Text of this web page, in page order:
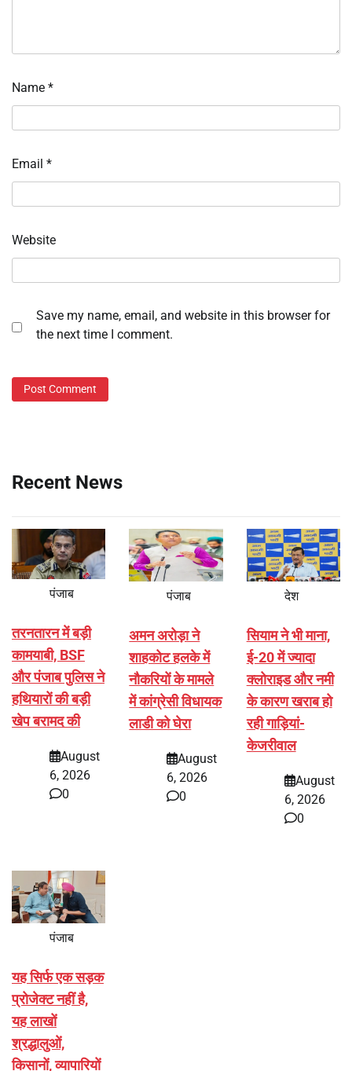
Name *
Email *
Website
Save my name, email, and website in this browser for
the next time I comment.
Recent News
पंजाब
तरनतारन में बड़ी
कामयाबी, BSF
और पंजाब पुलिस ने
हथियारों की बड़ी
खेप बरामद की
August
6, 2026
0
पंजाब
अमन अरोड़ा ने
शाहकोट हलके में
नौकरियों के मामले
में कांग्रेसी विधायक
लाडी को घेरा
August
6, 2026
0
देश
सियाम ने भी माना,
ई-20 में ज्यादा
क्लोराइड और नमी
के कारण खराब हो
रही गाड़ियां-
केजरीवाल
August
6, 2026
0
पंजाब
यह सिर्फ एक सड़क
प्रोजेक्ट नहीं है,
यह लाखों
श्रद्धालुओं,
किसानों, व्यापारियों